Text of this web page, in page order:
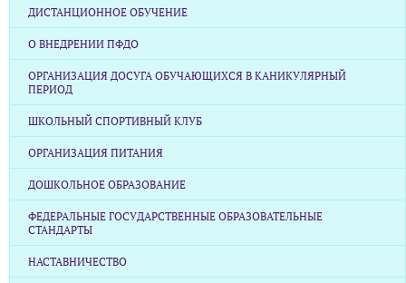
ДИСТАНЦИОННОЕ ОБУЧЕНИЕ
О ВНЕДРЕНИИ ПФДО
ОРГАНИЗАЦИЯ ДОСУГА ОБУЧАЮЩИХСЯ В КАНИКУЛЯРНЫЙ
ПЕРИОД
ШКОЛЬНЫЙ СПОРТИВНЫЙ КЛУБ
ОРГАНИЗАЦИЯ ПИТАНИЯ
ДОШКОЛЬНОЕ ОБРАЗОВАНИЕ
ФЕДЕРАЛЬНЫЕ ГОСУДАРСТВЕННЫЕ ОБРАЗОВАТЕЛЬНЫЕ
СТАНДАРТЫ
НАСТАВНИЧЕСТВО